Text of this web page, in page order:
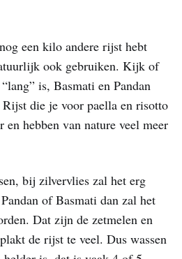
een kilo andere rijst hebt
ook gebruiken. Kijk of
is, Basmati en Pandan
die je voor paella en risotto
hebben van nature veel meer
bij zilvervlies zal het erg
of Basmati dan zal het
Dat zijn de zetmelen en
de rijst te veel. Dus wassen